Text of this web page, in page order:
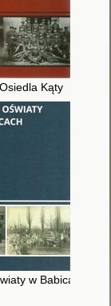
Kąty
w Babicach